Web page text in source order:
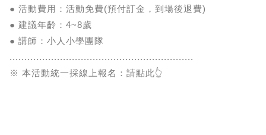
● 活動費用：活動免費(預付訂金，到場後退費)
● 建議年齡：4~8歲
● 講師：小人小學團隊
..............................................................
※ 本活動統一採線上報名：請點此👆